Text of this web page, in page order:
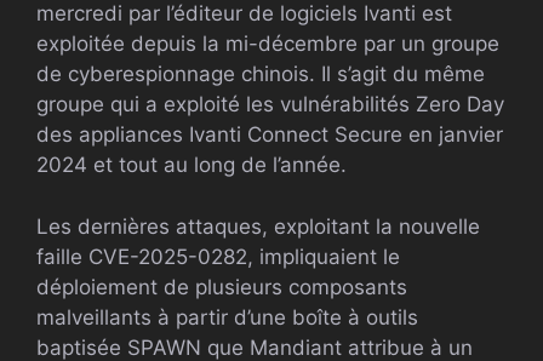
mercredi par l’éditeur de logiciels Ivanti est
exploitée depuis la mi-décembre par un groupe
de cyberespionnage chinois. Il s’agit du même
groupe qui a exploité les vulnérabilités Zero Day
des appliances Ivanti Connect Secure en janvier
2024 et tout au long de l’année.
Les dernières attaques, exploitant la nouvelle
faille CVE-2025-0282, impliquaient le
déploiement de plusieurs composants
malveillants à partir d’une boîte à outils
baptisée SPAWN que Mandiant attribue à un